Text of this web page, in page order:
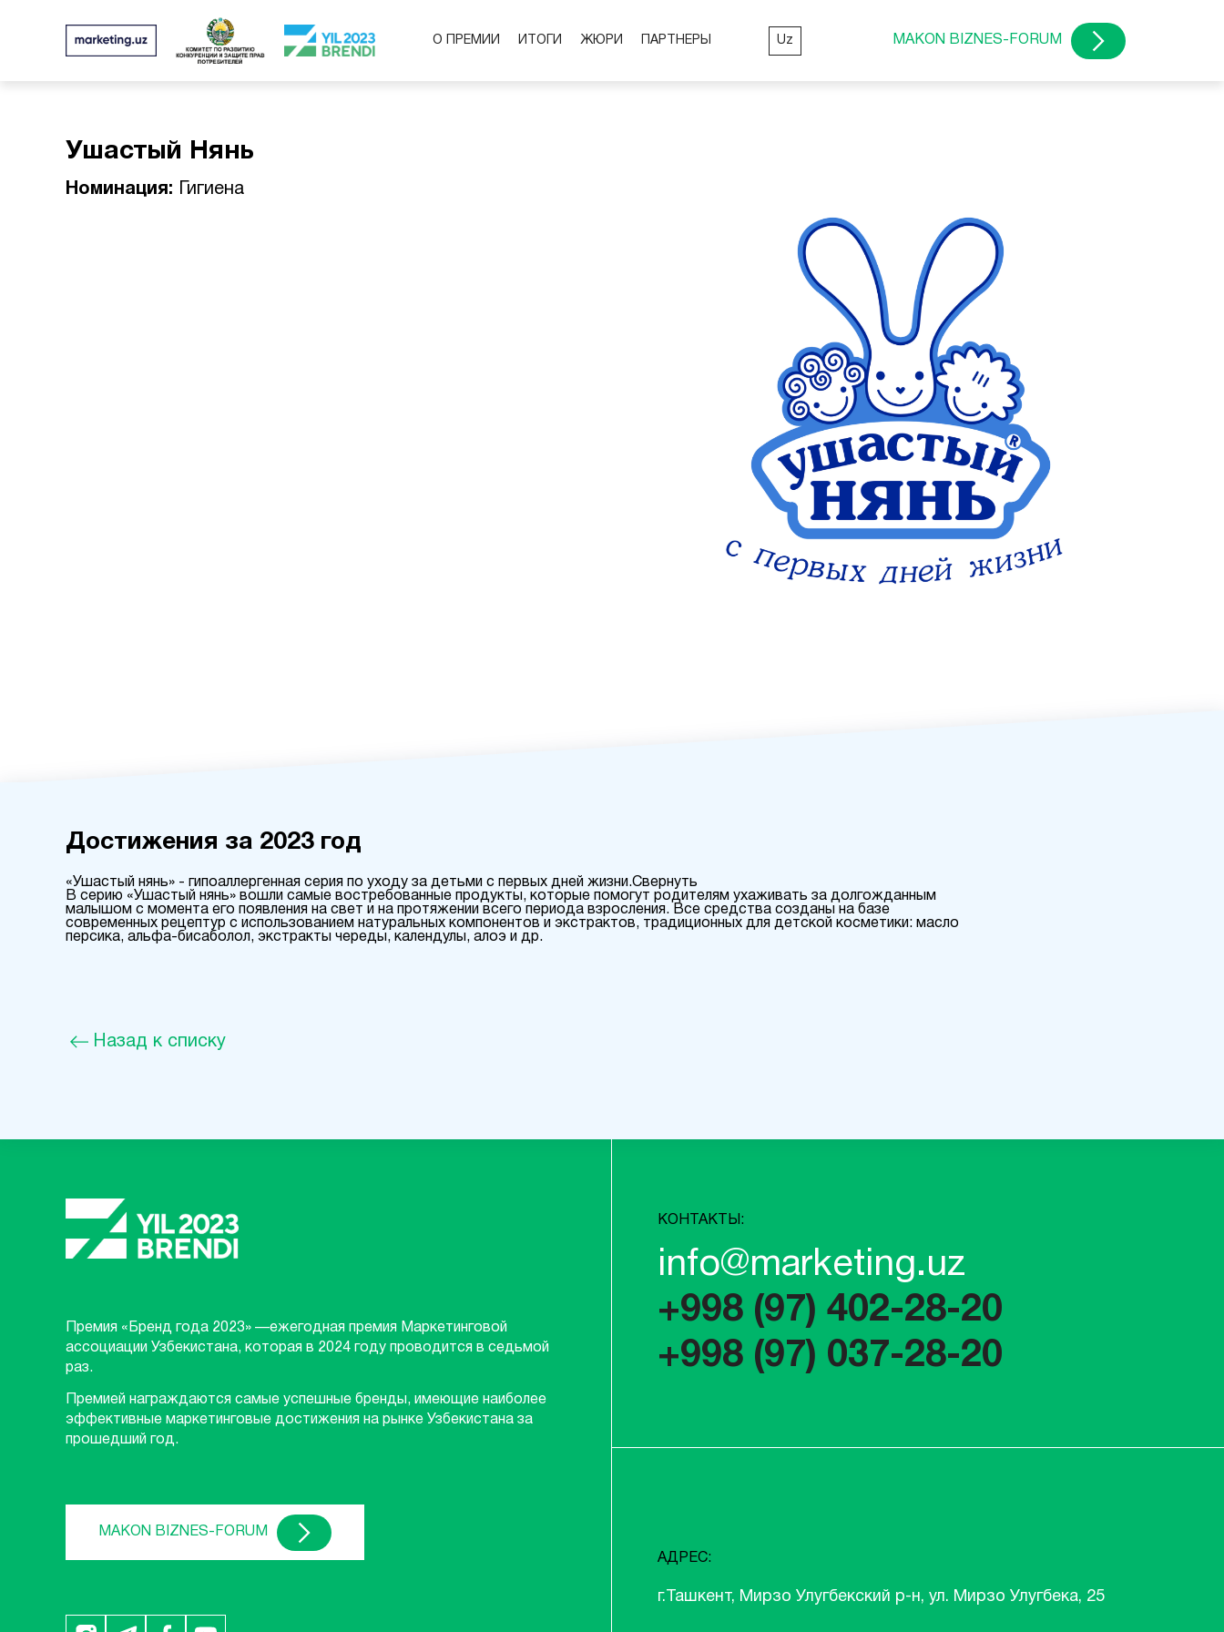
О ПРЕМИИ ИТОГИ ЖЮРИ ПАРТНЕРЫ Uz MAKON BIZNES-FORUM
Ушастый Нянь
Номинация: Гигиена
Достижения за 2023 год
«Ушастый нянь» - гипоаллергенная серия по уходу за детьми с первых дней жизни.Свернуть
В серию «Ушастый нянь» вошли самые востребованные продукты, которые помогут родителям ухаживать за долгожданным
малышом с момента его появления на свет и на протяжении всего периода взросления. Все средства созданы на базе
современных рецептур с использованием натуральных компонентов и экстрактов, традиционных для детской косметики: масло
персика, альфа-бисаболол, экстракты череды, календулы, алоэ и др.
Назад к списку
Премия «Бренд года 2023» —ежегодная премия Маркетинговой
ассоциации Узбекистана, которая в 2024 году проводится в седьмой
раз.
Премией награждаются самые успешные бренды, имеющие наиболее
эффективные маркетинговые достижения на рынке Узбекистана за
прошедший год.
MAKON BIZNES-FORUM
КОНТАКТЫ:
info@marketing.uz
+998 (97) 402-28-20
+998 (97) 037-28-20
АДРЕС:
г.Ташкент, Мирзо Улугбекский р-н, ул. Мирзо Улугбека, 25